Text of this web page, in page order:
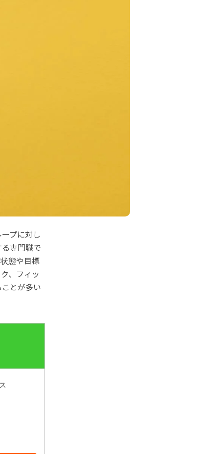
プに対し
専門職で
態や目標
、フィッ
とが多い